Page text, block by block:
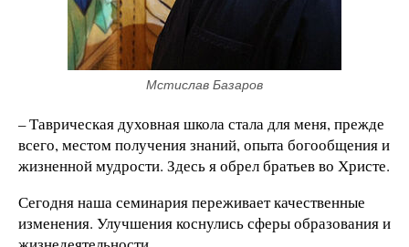
Мстислав Базаров
– Таврическая духовная школа стала для меня, прежде
всего, местом получения знаний, опыта богообщения и
жизненной мудрости. Здесь я обрел братьев во Христе.
Сегодня наша семинария переживает качественные
изменения. Улучшения коснулись сферы образования и